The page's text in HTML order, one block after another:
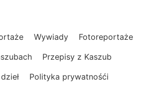
Wywiady
Fotoreportaże
Przepisy z Kaszub
Polityka prywatnośći